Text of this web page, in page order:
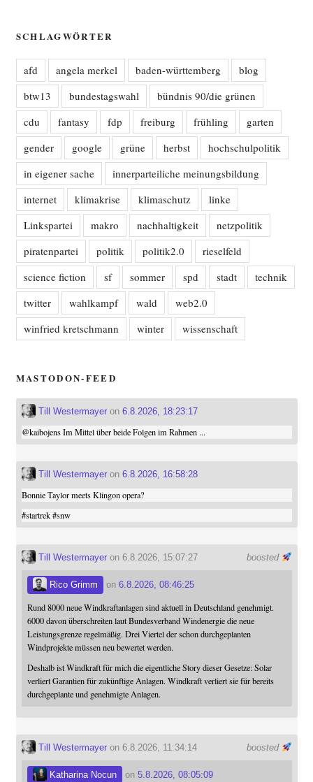
SCHLAGWÖRTER
afd angela merkel baden-württemberg
blog
btw13
bundestagswahl
bündnis 90/die grünen
cdu
fantasy fdp freiburg frühling
garten
gender
google grüne herbst
hochschulpolitik
in eigener sache
innerparteiliche meinungsbildung
internet
klimakrise klimaschutz
linke
Linkspartei
makro nachhaltigkeit
netzpolitik
piratenpartei
politik politik2.0
rieselfeld
science fiction
sf sommer spd stadt
technik
twitter
wahlkampf wald
web2.0
winfried kretschmann
winter wissenschaft
MASTODON-FEED
Till Westermayeron 6.8.2026, 18:23:17
@kaibojensIm Mittel über beide Folgen im Rahmen ...
Till Westermayeron 6.8.2026, 16:58:28
Bonnie Taylor meets Klingon opera?
#startrek #snw
boosted
Till Westermayeron 6.8.2026, 15:07:27
Rico Grimm on 6.8.2026, 08:46:25
Rund 8000 neue Windkraftanlagen sind aktuell in Deutschland genehmigt.
6000 davon überschreiten laut Bundesverband Windenergie die neue
Leistungsgrenze regelmäßig. Drei Viertel der schon durchgeplanten
Windprojekte müssen neu bewertet werden.
Deshalb ist Windkraft für mich die eigentliche Story dieser Gesetze: Solar
verliert Garantien für zukünftige Anlagen. Windkraft verliert sie für bereits
durchgeplante und genehmigte Anlagen.
boosted
Till Westermayeron 6.8.2026, 11:34:14
Katharina Nocun on 5.8.2026, 08:05:09